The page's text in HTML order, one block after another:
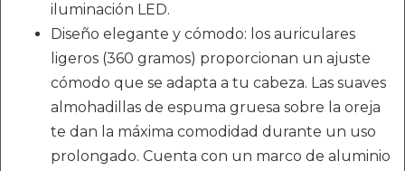
iluminación LED.
Diseño elegante y cómodo: los auriculares
ligeros (360 gramos) proporcionan un ajuste
cómodo que se adapta a tu cabeza. Las suaves
almohadillas de espuma gruesa sobre la oreja
te dan la máxima comodidad durante un uso
prolongado. Cuenta con un marco de aluminio